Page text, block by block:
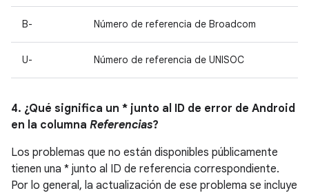
B- Número de referencia de Broadcom
U- Número de referencia de UNISOC
4. ¿Qué significa un * junto al ID de error de Android
en la columna Referencias?
Los problemas que no están disponibles públicamente
tienen una * junto al ID de referencia correspondiente.
Por lo general, la actualización de ese problema se incluye